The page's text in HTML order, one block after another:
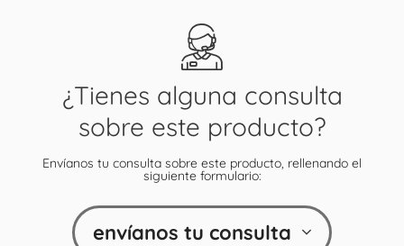
¿Tienes alguna consulta
sobre este producto?
Envíanos tu consulta sobre este producto, rellenando el
siguiente formulario:
envíanos tu consulta